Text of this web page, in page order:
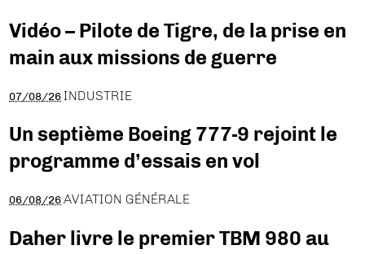
Vidéo – Pilote de Tigre, de la prise en
main aux missions de guerre
07/08/26 INDUSTRIE
Un septième Boeing 777-9 rejoint le
programme d’essais en vol
06/08/26 AVIATION GÉNÉRALE
Daher livre le premier TBM 980 au